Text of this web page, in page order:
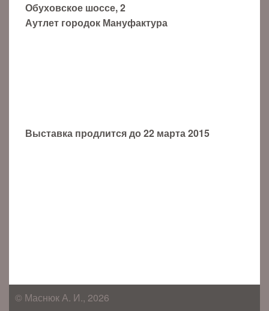
Обуховское шоссе, 2
Аутлет городок Мануфактура
Выставка продлится до 22 марта 2015
© Маснюк А. И., 2026